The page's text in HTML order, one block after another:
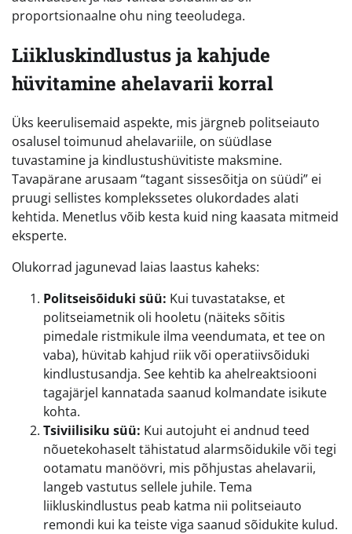
proportsionaalne ohu ning teeoludega.
Liikluskindlustus ja kahjude
hüvitamine ahelavarii korral
Üks keerulisemaid aspekte, mis järgneb politseiauto
osalusel toimunud ahelavariile, on süüdlase
tuvastamine ja kindlustushüvitiste maksmine.
Tavapärane arusaam “tagant sissesõitja on süüdi” ei
pruugi sellistes komplekssetes olukordades alati
kehtida. Menetlus võib kesta kuid ning kaasata mitmeid
eksperte.
Olukorrad jagunevad laias laastus kaheks:
Politseisõiduki süü: Kui tuvastatakse, et
politseiametnik oli hooletu (näiteks sõitis
pimedale ristmikule ilma veendumata, et tee on
vaba), hüvitab kahjud riik või operatiivsõiduki
kindlustusandja. See kehtib ka ahelreaktsiooni
tagajärjel kannatada saanud kolmandate isikute
kohta.
Tsiviilisiku süü: Kui autojuht ei andnud teed
nõuetekohaselt tähistatud alarmsõidukile või tegi
ootamatu manöövri, mis põhjustas ahelavarii,
langeb vastutus sellele juhile. Tema
liikluskindlustus peab katma nii politseiauto
remondi kui ka teiste viga saanud sõidukite kulud.